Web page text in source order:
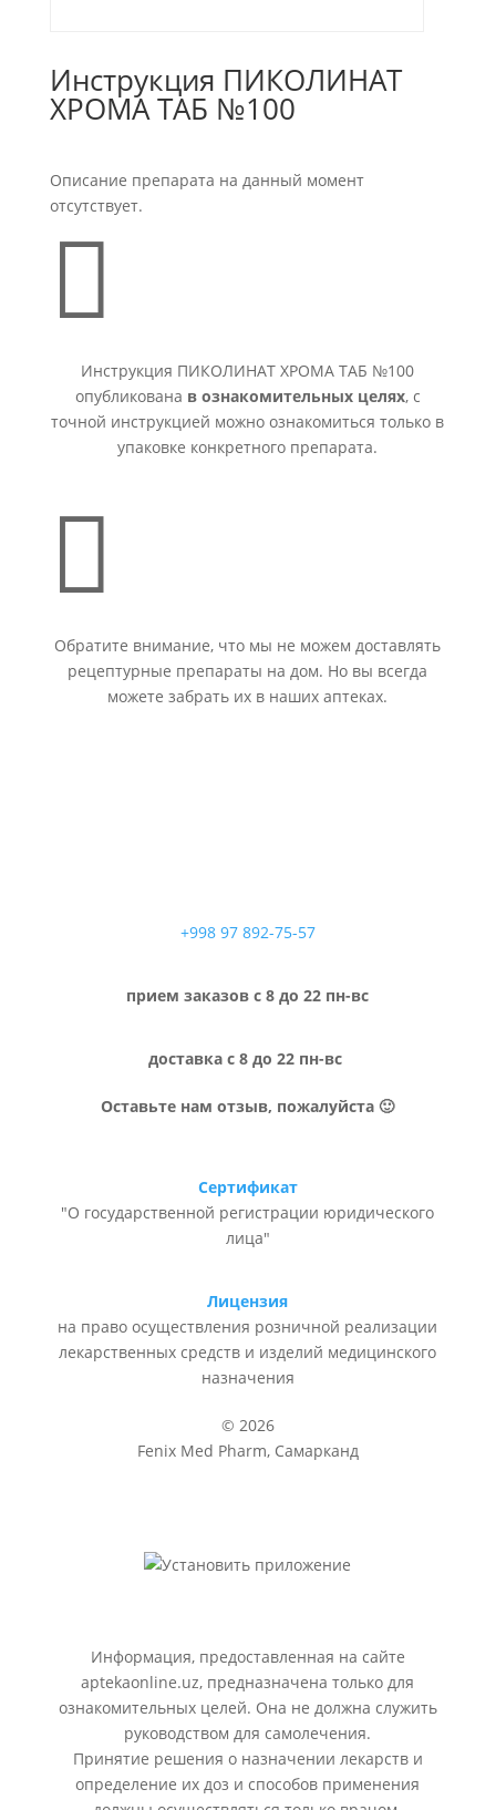
Инструкция ПИКОЛИНАТ
ХРОМА ТАБ №100
Описание препарата на данный момент
отсутствует.

Инструкция ПИКОЛИНАТ ХРОМА ТАБ №100
опубликована в ознакомительных целях, с
точной инструкцией можно ознакомиться только в
упаковке конкретного препарата.

Обратите внимание, что мы не можем доставлять
рецептурные препараты на дом. Но вы всегда
можете забрать их в наших аптеках.
+998 97 892-75-57
прием заказов с 8 до 22 пн-вс
доставка с 8 до 22 пн-вс
Оставьте нам отзыв, пожалуйста 🙂
Сертификат
"О государственной регистрации юридического
лица"
Лицензия
на право осуществления розничной реализации
лекарственных средств и изделий медицинского
назначения
© 2026
Fenix Med Pharm, Самарканд
Информация, предоставленная на сайте
aptekaonline.uz, предназначена только для
ознакомительных целей. Она не должна служить
руководством для самолечения.
Принятие решения о назначении лекарств и
определение их доз и способов применения